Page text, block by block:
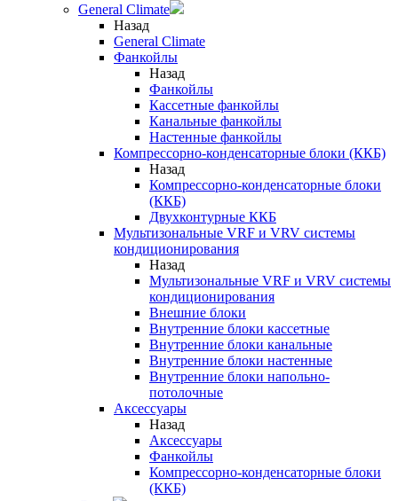
General Climate
Назад
General Climate
Фанкойлы
Назад
Фанкойлы
Кассетные фанкойлы
Канальные фанкойлы
Настенные фанкойлы
Компрессорно-конденсаторные блоки (ККБ)
Назад
Компрессорно-конденсаторные блоки
(ККБ)
Двухконтурные ККБ
Мультизональные VRF и VRV системы
кондиционирования
Назад
Мультизональные VRF и VRV системы
кондиционирования
Внешние блоки
Внутренние блоки кассетные
Внутренние блоки канальные
Внутренние блоки настенные
Внутренние блоки напольно-
потолочные
Аксессуары
Назад
Аксессуары
Фанкойлы
Компрессорно-конденсаторные блоки
(ККБ)